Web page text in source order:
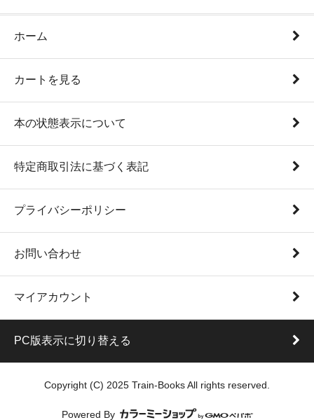
ホーム
カートを見る
本の状態表示について
特定商取引法に基づく表記
プライバシーポリシー
お問い合わせ
マイアカウント
PC版表示に切り替える
Copyright (C) 2025 Train-Books All rights reserved.
Powered By